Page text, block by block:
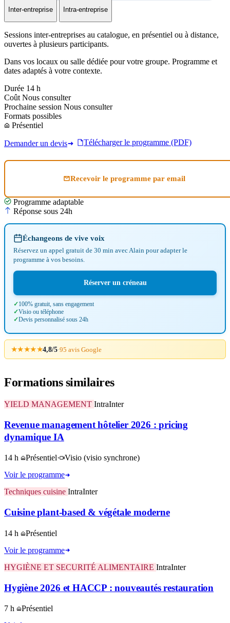
Inter-entreprise Intra-entreprise
Sessions inter-entreprises au catalogue, en présentiel ou à distance,
ouvertes à plusieurs participants.
Dans vos locaux ou salle dédiée pour votre groupe. Programme et
dates adaptés à votre contexte.
Durée 14 h
Coût Nous consulter
Prochaine session Nous consulter
Formats possibles
Présentiel
Demander un devis Télécharger le programme (PDF)
Recevoir le programme par email
Programme adaptable
Réponse sous 24h
Échangeons de vive voix
Réservez un appel gratuit de 30 min avec Alain pour adapter le
programme à vos besoins.
Réserver un créneau
100% gratuit, sans engagement
Visio ou téléphone
Devis personnalisé sous 24h
★★★★★4,8/5·95 avis Google
Formations similaires
YIELD MANAGEMENT IntraInter
Revenue management hôtelier 2026 : pricing
dynamique IA
14 h Présentiel· Visio (visio synchrone)
Voir le programme
Techniques cuisine IntraInter
Cuisine plant-based & végétale moderne
14 h
Présentiel
Voir le programme
HYGIÈNE ET SECURITÉ ALIMENTAIRE IntraInter
Hygiène 2026 et HACCP : nouveautés restauration
7 h
Présentiel